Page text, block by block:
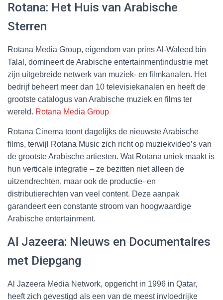
Rotana: Het Huis van Arabische
Sterren
Rotana Media Group, eigendom van prins Al-Waleed bin
Talal, domineert de Arabische entertainmentindustrie met
zijn uitgebreide netwerk van muziek- en filmkanalen. Het
bedrijf beheert meer dan 10 televisiekanalen en heeft de
grootste catalogus van Arabische muziek en films ter
wereld. Rotana Media Group
Rotana Cinema toont dagelijks de nieuwste Arabische
films, terwijl Rotana Music zich richt op muziekvideo’s van
de grootste Arabische artiesten. Wat Rotana uniek maakt is
hun verticale integratie – ze bezitten niet alleen de
uitzendrechten, maar ook de productie- en
distributierechten van veel content. Deze aanpak
garandeert een constante stroom van hoogwaardige
Arabische entertainment.
Al Jazeera: Nieuws en Documentaires
met Diepgang
Al Jazeera Media Network, opgericht in 1996 in Qatar,
heeft zich gevestigd als een van de meest invloedrijke